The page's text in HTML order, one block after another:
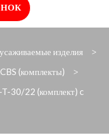
изделия >
(комплекты) >
30/22 (комплект) c